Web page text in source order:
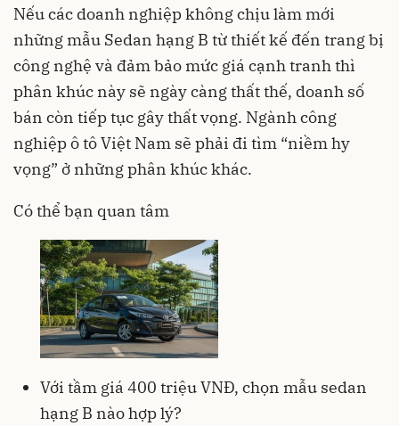
Nếu các doanh nghiệp không chịu làm mới
những mẫu Sedan hạng B từ thiết kế đến trang bị
công nghệ và đảm bảo mức giá cạnh tranh thì
phân khúc này sẽ ngày càng thất thế, doanh số
bán còn tiếp tục gây thất vọng. Ngành công
nghiệp ô tô Việt Nam sẽ phải đi tìm “niềm hy
vọng” ở những phân khúc khác.
Có thể bạn quan tâm
Với tầm giá 400 triệu VNĐ, chọn mẫu sedan
hạng B nào hợp lý?